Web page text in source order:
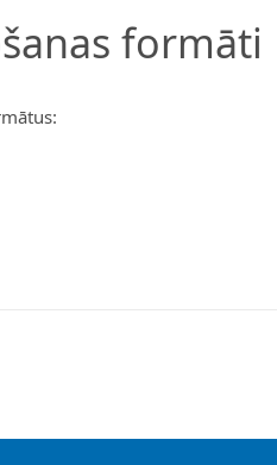
formāti